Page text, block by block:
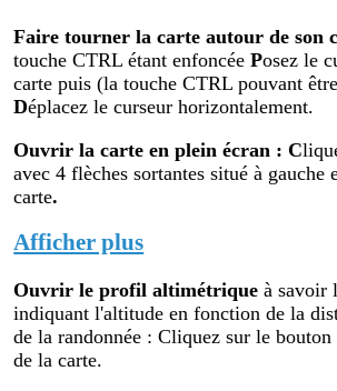
Faire tourner la carte autour de son
touche CTRL étant enfoncéePosez le
carte puis (la touche CTRL pouvant
Déplacez le curseur horizontalement.
Ouvrir la carte en plein écran :C
avec 4 flèches sortantes situé à gauche
carte.
Afficher plus
Ouvrir le profil altimétrique à savoir
indiquant l'altitude en fonction de la
de la randonnée : Cliquez sur le bouton
de la carte.